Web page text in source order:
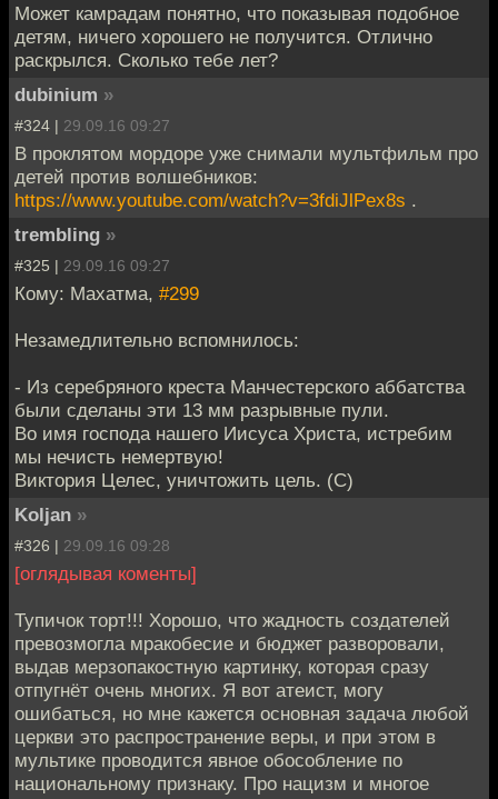
Может камрадам понятно, что показывая подобное
детям, ничего хорошего не получится. Отлично
раскрылся. Сколько тебе лет?
dubinium »
#324 | 29.09.16 09:27
В проклятом мордоре уже снимали мультфильм про
детей против волшебников:
https://www.youtube.com/watch?v=3fdiJlPex8s .
trembling »
#325 | 29.09.16 09:27
Кому: Махатма, #299
Незамедлительно вспомнилось:
- Из серебряного креста Манчестерского аббатства
были сделаны эти 13 мм разрывные пули.
Во имя господа нашего Иисуса Христа, истребим
мы нечисть немертвую!
Виктория Целес, уничтожить цель. (С)
Koljan »
#326 | 29.09.16 09:28
[оглядывая коменты]
Тупичок торт!!! Хорошо, что жадность создателей
превозмогла мракобесие и бюджет разворовали,
выдав мерзопакостную картинку, которая сразу
отпугнёт очень многих. Я вот атеист, могу
ошибаться, но мне кажется основная задача любой
церкви это распространение веры, и при этом в
мультике проводится явное обособление по
национальному признаку. Про нацизм и многое